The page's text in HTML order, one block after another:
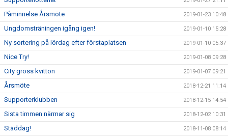
Påminnelse Årsmöte 2019-01-23 10:48
Ungdomsträningen igång igen! 2019-01-10 15:28
Ny sortering på lördag efter förstaplatsen 2019-01-10 05:37
Nice Try! 2019-01-08 09:28
City gross kvitton 2019-01-07 09:21
Årsmöte 2018-12-21 11:14
Supporterklubben 2018-12-15 14:54
Sista timmen närmar sig 2018-12-02 10:31
Städdag! 2018-11-08 08:14